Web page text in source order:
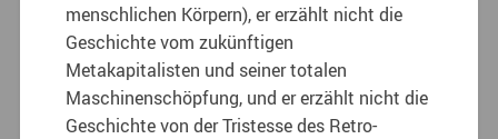
menschlichen Körpern), er erzählt nicht die
Geschichte vom zukünftigen
Metakapitalisten und seiner totalen
Maschinenschöpfung, und er erzählt nicht die
Geschichte von der Tristesse des Retro-